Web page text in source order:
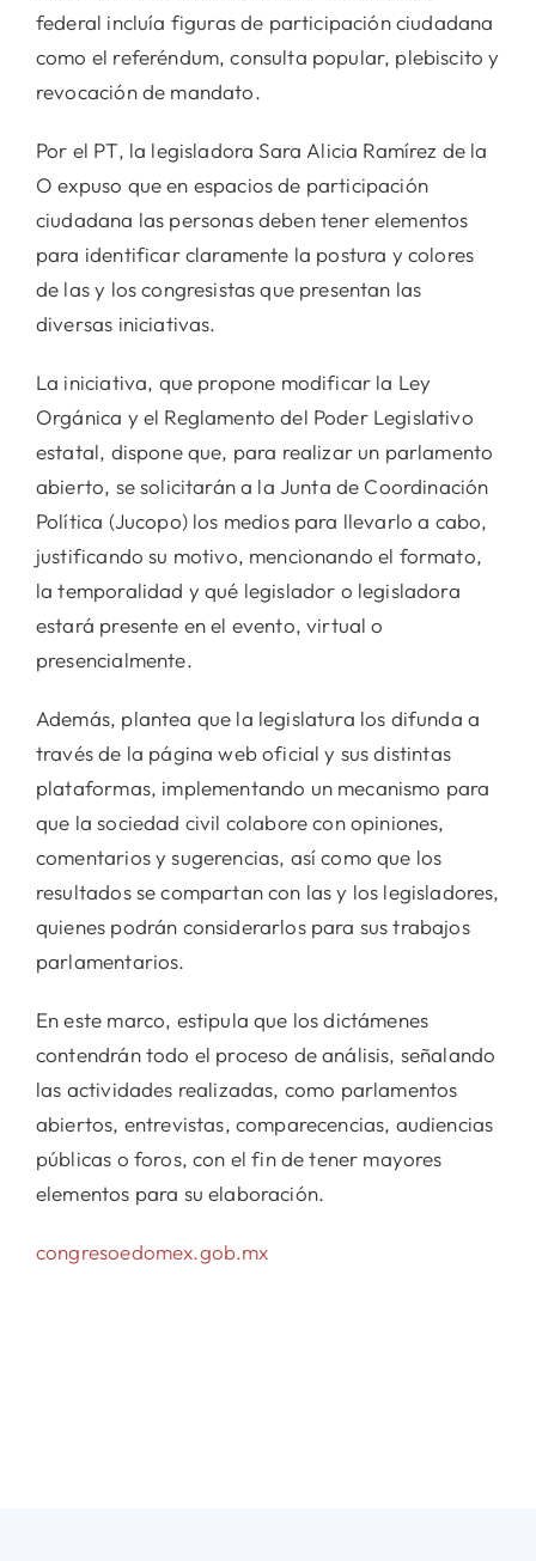
federal incluía figuras de participación ciudadana
como el referéndum, consulta popular, plebiscito y
revocación de mandato.
Por el PT, la legisladora Sara Alicia Ramírez de la
O expuso que en espacios de participación
ciudadana las personas deben tener elementos
para identificar claramente la postura y colores
de las y los congresistas que presentan las
diversas iniciativas.
La iniciativa, que propone modificar la Ley
Orgánica y el Reglamento del Poder Legislativo
estatal, dispone que, para realizar un parlamento
abierto, se solicitarán a la Junta de Coordinación
Política (Jucopo) los medios para llevarlo a cabo,
justificando su motivo, mencionando el formato,
la temporalidad y qué legislador o legisladora
estará presente en el evento, virtual o
presencialmente.
Además, plantea que la legislatura los difunda a
través de la página web oficial y sus distintas
plataformas, implementando un mecanismo para
que la sociedad civil colabore con opiniones,
comentarios y sugerencias, así como que los
resultados se compartan con las y los legisladores,
quienes podrán considerarlos para sus trabajos
parlamentarios.
En este marco, estipula que los dictámenes
contendrán todo el proceso de análisis, señalando
las actividades realizadas, como parlamentos
abiertos, entrevistas, comparecencias, audiencias
públicas o foros, con el fin de tener mayores
elementos para su elaboración.
congresoedomex.gob.mx